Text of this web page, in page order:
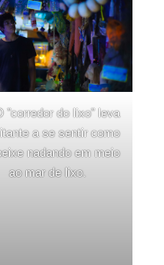
”corredor do lixo” leva
a se sentir como
nadando em meio
ao mar de lixo.